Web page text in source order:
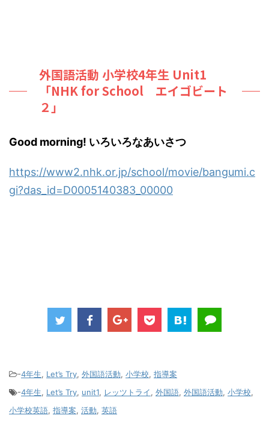
外国語活動 小学校4年生 Unit1
「NHK for School エイゴビート
２」
Good morning! いろいろなあいさつ
https://www2.nhk.or.jp/school/movie/bangumi.c
gi?das_id=D0005140383_00000
-4年生, Let’s Try, 外国語活動, 小学校, 指導案
-4年生, Let’s Try, unit1, レッツトライ, 外国語, 外国語活動, 小学校,
小学校英語, 指導案, 活動, 英語